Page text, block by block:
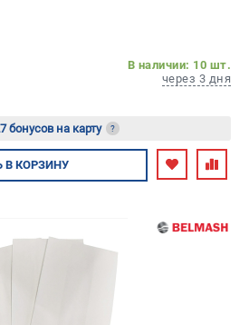
317-66-20
на сайте не является публичной
офертой
работы колл-центра:
- с 9:00 до 18:00
- с 10:00 до 16:00
вс - выходной
market.ru
В наличии: 10 шт.
через 3 дня
бонусов на карту ?
В КОРЗИНУ